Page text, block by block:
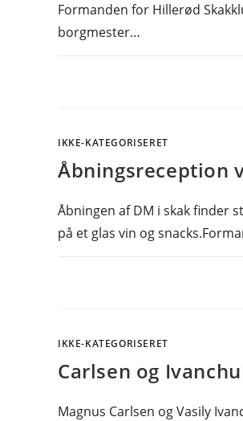
Formanden for Hillerød
borgmester…
IKKE-KATEGORISERET
Åbningsreception
Åbningen af DM i skak finder
på et glas vin og
IKKE-KATEGORISERET
Carlsen og
Magnus Carlsen og Vasily